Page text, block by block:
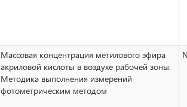
Массовая концентрация метилового эфира
акриловой кислоты в воздухе рабочей зоны.
Методика выполнения измерений
фотометрическим методом